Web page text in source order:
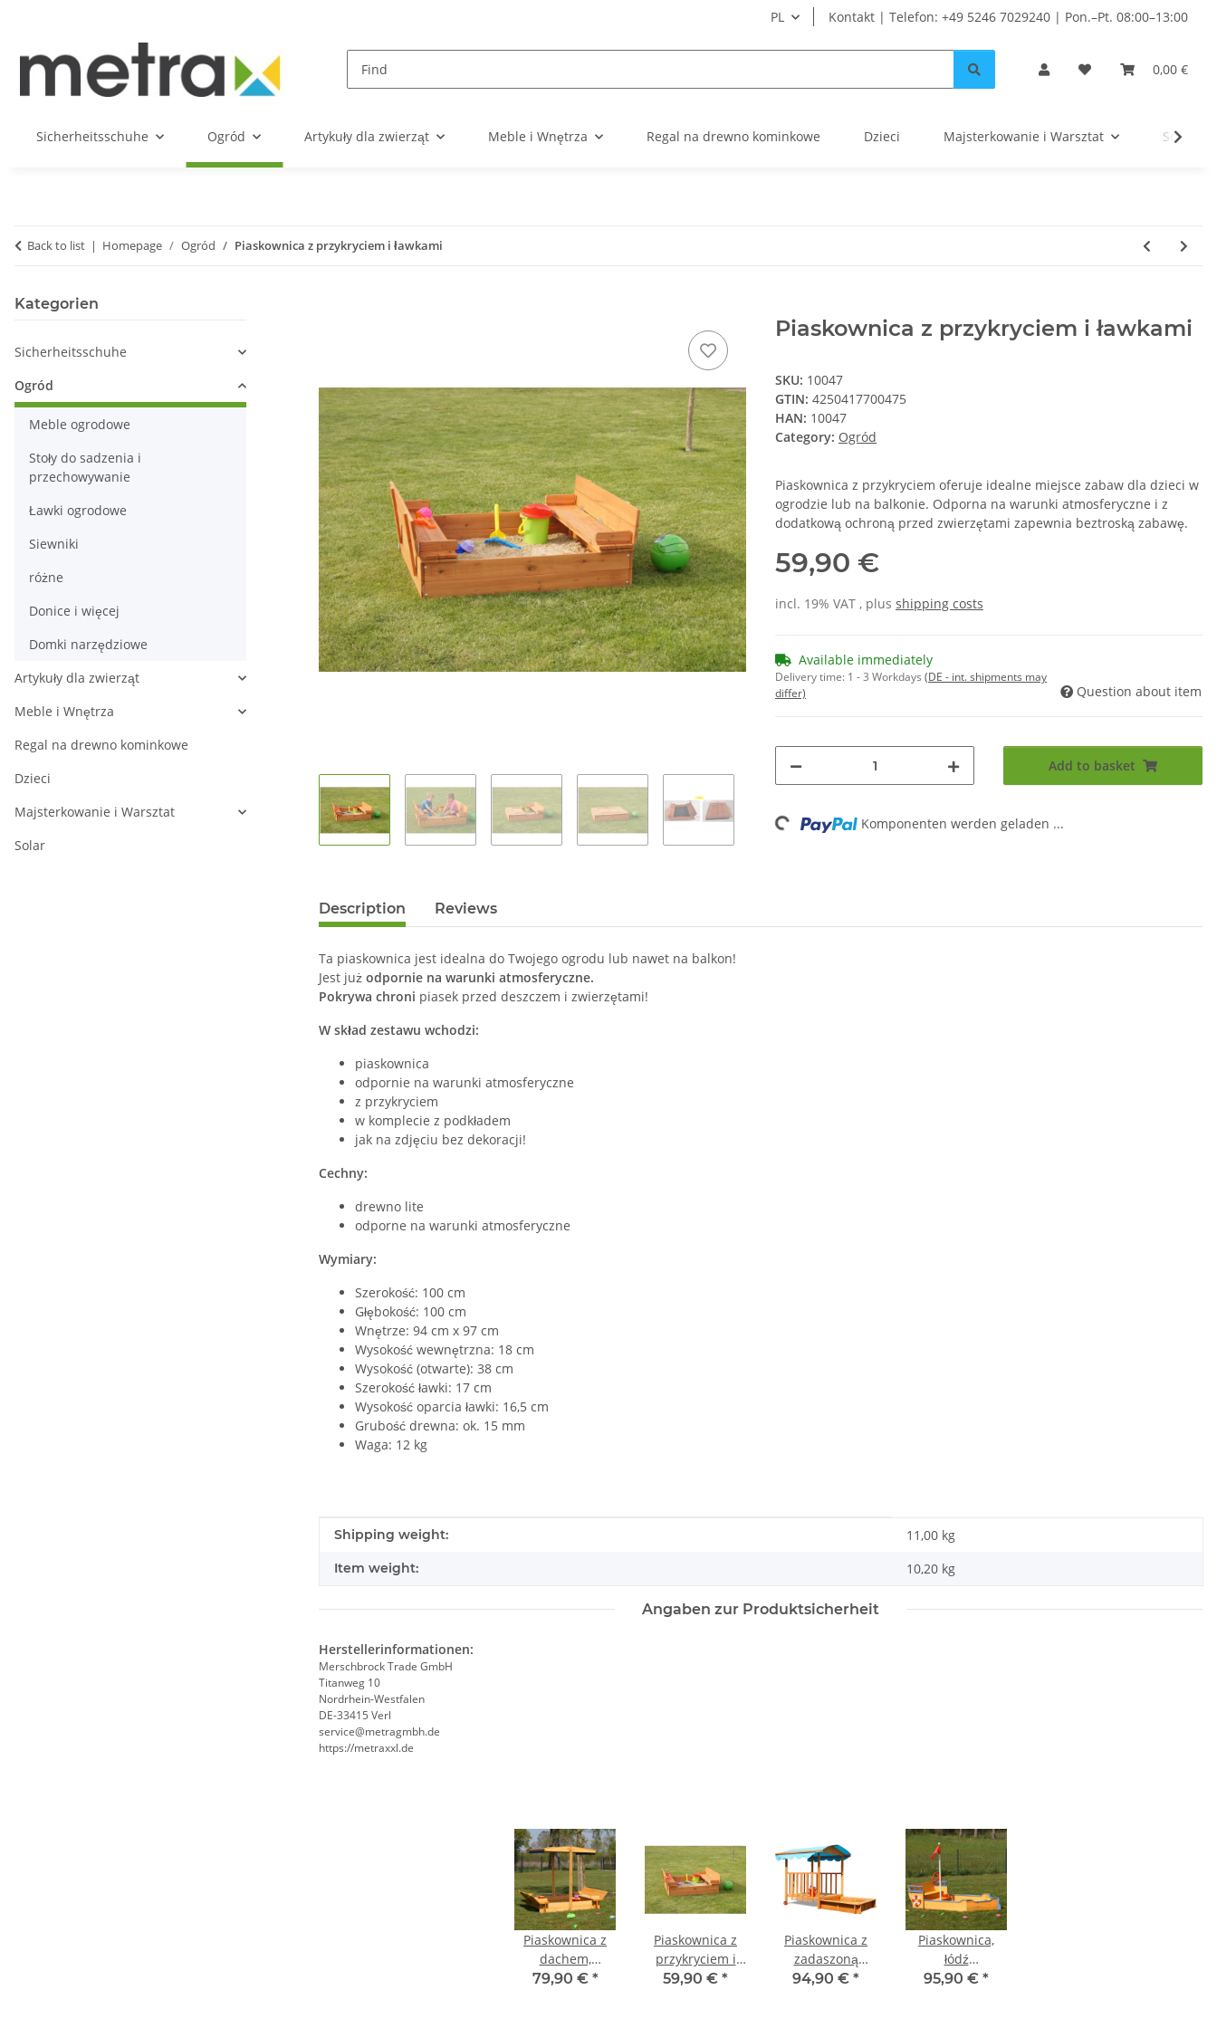
PL Kontakt | Telefon: +49 5246 7029240 | Pon.–Pt. 08:00–13:00
0,00 €
Sicherheitsschuhe Ogród Artykuły dla zwierząt Meble i Wnętrza Regal na drewno kominkowe Dzieci Majsterkowanie i Warsztat Solar
Back to list Homepage Ogród Piaskownica z przykryciem i ławkami
Piaskownica z przykryciem i ławkami
SKU: 10047
GTIN: 4250417700475
HAN: 10047
Category: Ogród
Piaskownica z przykryciem oferuje idealne miejsce zabaw dla dzieci w
ogrodzie lub na balkonie. Odporna na warunki atmosferyczne i z
dodatkową ochroną przed zwierzętami zapewnia beztroską zabawę.
59,90 €
incl. 19% VAT , plus shipping costs
Available immediately
Delivery time: 1 - 3 Workdays (DE - int. shipments may
differ)
Question about item
Add to basket
Loading... Komponenten werden geladen ...
Description Reviews
Ta piaskownica jest idealna do Twojego ogrodu lub nawet na balkon!
Jest już odpornie na warunki atmosferyczne.
Pokrywa chroni piasek przed deszczem i zwierzętami!
W skład zestawu wchodzi:
piaskownica
odpornie na warunki atmosferyczne
z przykryciem
w komplecie z podkładem
jak na zdjęciu bez dekoracji!
Cechny:
drewno lite
odporne na warunki atmosferyczne
Wymiary:
Szerokość: 100 cm
Głębokość: 100 cm
Wnętrze: 94 cm x 97 cm
Wysokość wewnętrzna: 18 cm
Wysokość (otwarte): 38 cm
Szerokość ławki: 17 cm
Wysokość oparcia ławki: 16,5 cm
Grubość drewna: ok. 15 mm
Waga: 12 kg
#productDetails.itemInformation#
#productDetails.itemValue#
Shipping weight: 11,00 kg
Item weight: 10,20 kg
Angaben zur Produktsicherheit
Herstellerinformationen:
Merschbrock Trade GmbH
Titanweg 10
Nordrhein-Westfalen
DE-33415 Verl
service@metragmbh.de
https://metraxxl.de
Piaskownica z
dachem,
regulowalna
79,90 € *
Piaskownica z
przykryciem i
ławkami
59,90 € *
Piaskownica z
zadaszoną
werandą
94,90 € *
Piaskownica,
łódź
piaskownicy,
95,90 € *
Kategorien
Sicherheitsschuhe
Ogród
Meble ogrodowe
Stoły do sadzenia i
przechowywanie
Ławki ogrodowe
Siewniki
różne
Donice i więcej
Domki narzędziowe
Artykuły dla zwierząt
Meble i Wnętrza
Regal na drewno kominkowe
Dzieci
Majsterkowanie i Warsztat
Solar